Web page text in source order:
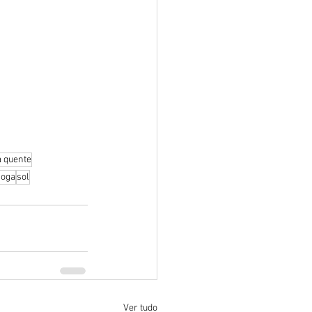
quente
sol
Ver tudo